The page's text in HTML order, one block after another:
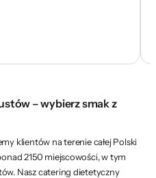
– wybierz smak z
klientów na terenie całej Polski
2150 miejscowości, w tym
Nasz catering dietetyczny